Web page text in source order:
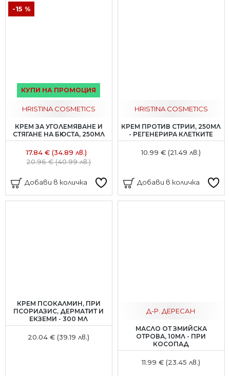
КУПИ НА ПРОМОЦИЯ
-15 %
HRISTINA COSMETICS
КРЕМ ЗА УГОЛЕМЯВАНЕ И
СТЯГАНЕ НА БЮСТА, 250МЛ
17.84 € (34.89 лв.)
20.96 € (40.99 лв.)
Добави в количка
HRISTINA COSMETICS
КРЕМ ПРОТИВ СТРИИ, 250МЛ
- РЕГЕНЕРИРА КЛЕТКИТЕ
10.99 € (21.49 лв.)
Добави в количка
КРЕМ ПСОКАЛМИН, ПРИ
ПСОРИАЗИС, ДЕРМАТИТ И
ЕКЗЕМИ - 300 МЛ
20.04 € (39.19 лв.)
Д-Р. ДЕРЕСАН
МАСЛО ОТ ЗМИЙСКА
ОТРОВА, 10МЛ - ПРИ
КОСОПАД
11.99 € (23.45 лв.)